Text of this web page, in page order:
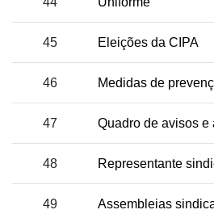
45 Eleições da CIPA
46 Medidas de
47 Quadro de avisos e
48 Representante
49 Assembleias